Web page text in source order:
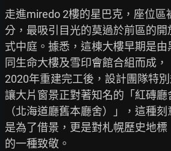
走進miredo 2樓的星巴克，座位區
分，最吸引目光的莫過於前區的開
式中庭。據悉，這棟大樓早期是
同生命大樓及雪印會館合組而成，
2020年重建完工後，設計團隊特
讓大片窗景正對著知名的「紅磚廳
（北海道廳舊本廳舍）」，這種
是為了借景，更是對札幌歷史地標
的一種致敬。